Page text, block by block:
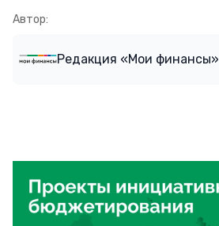
Автор:
Редакция «Мои финансы»